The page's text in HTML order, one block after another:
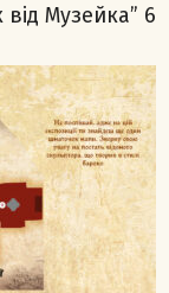
Музейка” 6